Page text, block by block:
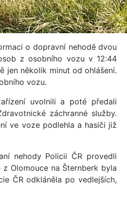
o dopravní nehodě dvou
z osobního vozu v 12:44
jen několik minut od ohlášení.
vozu.
uvolnili a poté předali
záchranné služby.
ve voze podlehla a hasiči již
nehody Policii ČR provedli
Olomouce na Šternberk byla
ČR odkláněla po vedlejších,